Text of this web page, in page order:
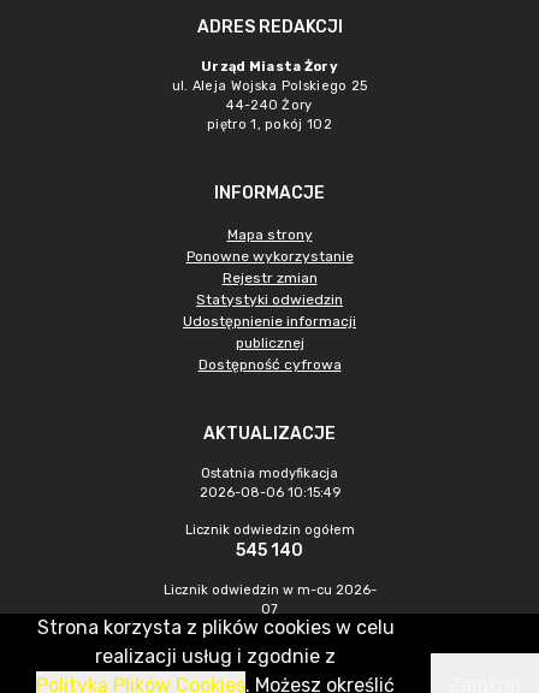
ADRES REDAKCJI
Urząd Miasta Żory
ul. Aleja Wojska Polskiego 25
44-240 Żory
piętro 1, pokój 102
INFORMACJE
Mapa strony
Ponowne wykorzystanie
Rejestr zmian
Statystyki odwiedzin
Udostępnienie informacji
publicznej
Dostępność cyfrowa
AKTUALIZACJE
Ostatnia modyfikacja
2026-08-06 10:15:49
Licznik odwiedzin ogółem
545 140
Licznik odwiedzin w m-cu 2026-
07
1 156
CMS & Hosting: Nefeni Sp. z o.o.
Strona korzysta z plików cookies w celu
realizacji usług i zgodnie z
Polityką Plików Cookies. Możesz określić